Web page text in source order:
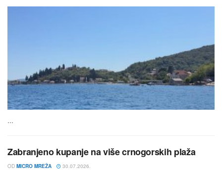
...
Zabranjeno kupanje na više crnogorskih plaža
OD MICRO MREŽA 30.07.2026.